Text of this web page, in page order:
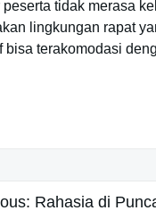
tidak merasa
lingkungan rapat
bisa terakomodasi
Rahasia di